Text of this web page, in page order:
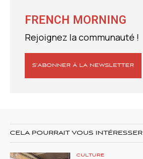
FRENCH MORNING
Rejoignez la communauté !
S’ABONNER À LA NEWSLETTER
CELA POURRAIT VOUS INTÉRESSER
CULTURE